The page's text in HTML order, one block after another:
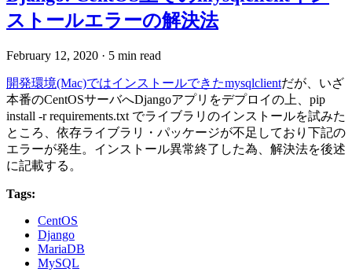
ストールエラーの解決法
February 12, 2020 · 5 min read
開発環境(Mac)ではインストールできたmysqlclientだが、いざ
本番のCentOSサーバへDjangoアプリをデプロイの上、pip
install -r requirements.txt でライブラリのインストールを試みた
ところ、依存ライブラリ・パッケージが不足しており下記の
エラーが発生。インストール異常終了した為、解決法を後述
に記載する。
Tags:
CentOS
Django
MariaDB
MySQL